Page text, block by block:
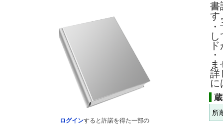
ログインすると許諾を得た一部の
書
す
詳
に
所